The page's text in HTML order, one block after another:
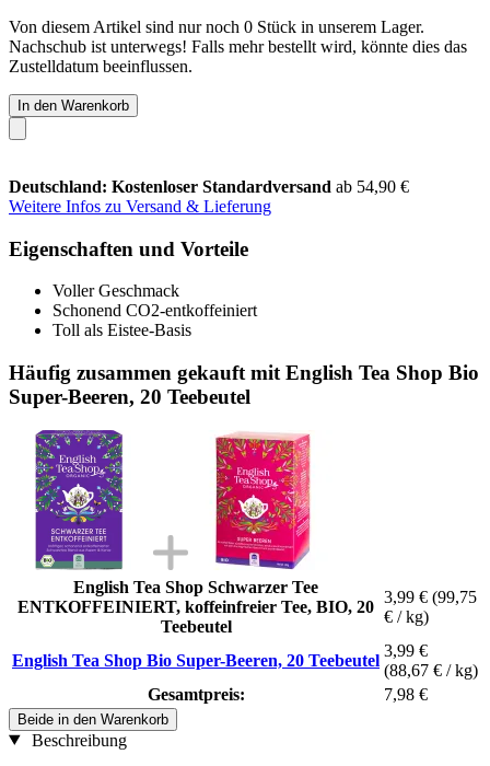
Von diesem Artikel sind nur noch 0 Stück in unserem Lager.
Nachschub ist unterwegs! Falls mehr bestellt wird, könnte dies das
Zustelldatum beeinflussen.
In den Warenkorb
Deutschland: Kostenloser Standardversand ab 54,90 €
Weitere Infos zu Versand & Lieferung
Eigenschaften und Vorteile
Voller Geschmack
Schonend CO2-entkoffeiniert
Toll als Eistee-Basis
Häufig zusammen gekauft mit English Tea Shop Bio
Super-Beeren, 20 Teebeutel
English Tea Shop Schwarzer Tee
ENTKOFFEINIERT, koffeinfreier Tee, BIO, 20
Teebeutel
3,99 € (99,75
€ / kg)
English Tea Shop Bio Super-Beeren, 20 Teebeutel
3,99 €
(88,67 € / kg)
Gesamtpreis:
7,98 €
Beide in den Warenkorb
Beschreibung